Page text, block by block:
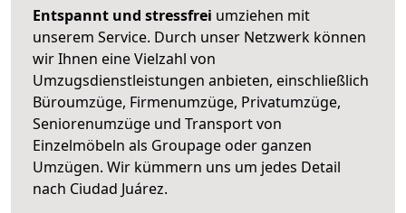
Entspannt und stressfrei umziehen mit
unserem Service. Durch unser Netzwerk können
wir Ihnen eine Vielzahl von
Umzugsdienstleistungen anbieten, einschließlich
Büroumzüge, Firmenumzüge, Privatumzüge,
Seniorenumzüge und Transport von
Einzelmöbeln als Groupage oder ganzen
Umzügen. Wir kümmern uns um jedes Detail
nach Ciudad Juárez.